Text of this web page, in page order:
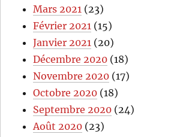
Mars 2021 (23)
Février 2021 (15)
Janvier 2021 (20)
Décembre 2020 (18)
Novembre 2020 (17)
Octobre 2020 (18)
Septembre 2020 (24)
Août 2020 (23)